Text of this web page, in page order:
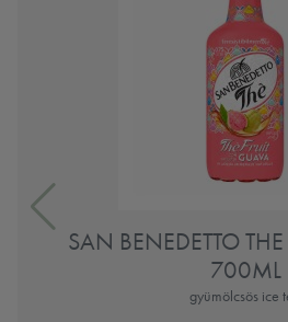
SAN BENEDETTO
700ML
gyümölcsös ice